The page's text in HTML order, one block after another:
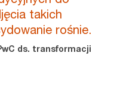
takich
rośnie.
ds. transformacji